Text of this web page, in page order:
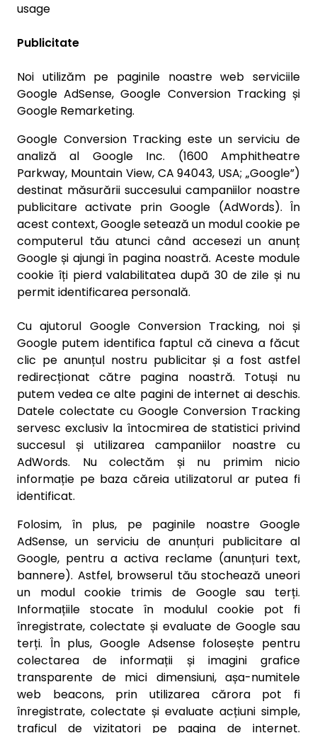
usage
Publicitate
Noi utilizăm pe paginile noastre web serviciile
Google AdSense, Google Conversion Tracking și
Google Remarketing.
Google Conversion Tracking este un serviciu de
analiză al Google Inc. (1600 Amphitheatre
Parkway, Mountain View, CA 94043, USA; „Google”)
destinat măsurării succesului campaniilor noastre
publicitare activate prin Google (AdWords). În
acest context, Google setează un modul cookie pe
computerul tău atunci când accesezi un anunț
Google și ajungi în pagina noastră. Aceste module
cookie îți pierd valabilitatea după 30 de zile și nu
permit identificarea personală.
Cu ajutorul Google Conversion Tracking, noi și
Google putem identifica faptul că cineva a făcut
clic pe anunțul nostru publicitar și a fost astfel
redirecționat către pagina noastră. Totuși nu
putem vedea ce alte pagini de internet ai deschis.
Datele colectate cu Google Conversion Tracking
servesc exclusiv la întocmirea de statistici privind
succesul și utilizarea campaniilor noastre cu
AdWords. Nu colectăm și nu primim nicio
informație pe baza căreia utilizatorul ar putea fi
identificat.
Folosim, în plus, pe paginile noastre Google
AdSense, un serviciu de anunțuri publicitare al
Google, pentru a activa reclame (anunțuri text,
bannere). Astfel, browserul tău stochează uneori
un modul cookie trimis de Google sau terți.
Informațiile stocate în modulul cookie pot fi
înregistrate, colectate și evaluate de Google sau
terți. În plus, Google Adsense folosește pentru
colectarea de informații și imagini grafice
transparente de mici dimensiuni, așa-numitele
web beacons, prin utilizarea cărora pot fi
înregistrate, colectate și evaluate acțiuni simple,
traficul de vizitatori pe pagina de internet.